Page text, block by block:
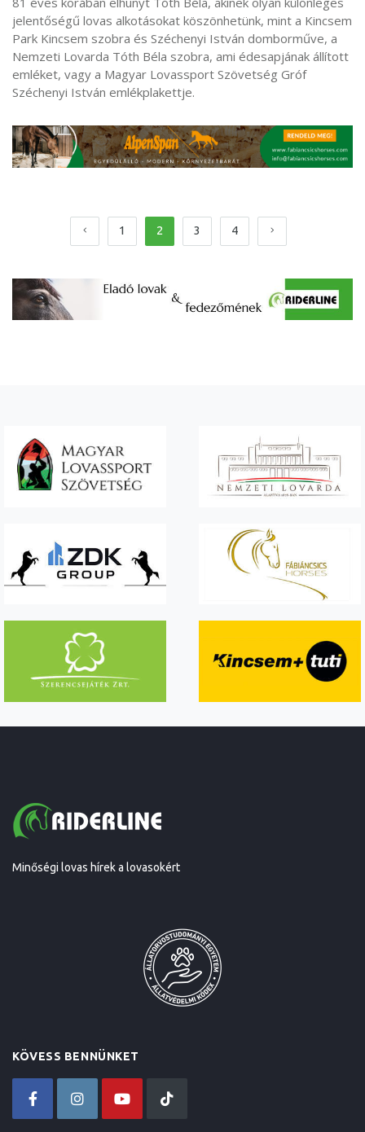
jelentőségű lovas alkotásokat köszönhetünk, mint a Kincsem
Park Kincsem szobra és Széchenyi István domborműve, a
Nemzeti Lovarda Tóth Béla szobra, ami édesapjának állított
emléket, vagy a Magyar Lovassport Szövetség Gróf
Széchenyi István emlékplakettje.
1 2 3 4
Minőségi lovas hírek a lovasokért
KÖVESS BENNÜNKET